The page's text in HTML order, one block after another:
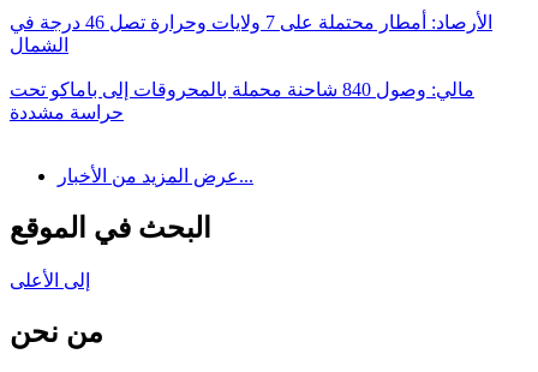
الأرصاد: أمطار محتملة على 7 ولايات وحرارة تصل 46 درجة في
الشمال
مالي: وصول 840 شاحنة محملة بالمحروقات إلى باماكو تحت
حراسة مشددة
عرض المزيد من الأخبار...
البحث في الموقع
إلى الأعلى
من نحن